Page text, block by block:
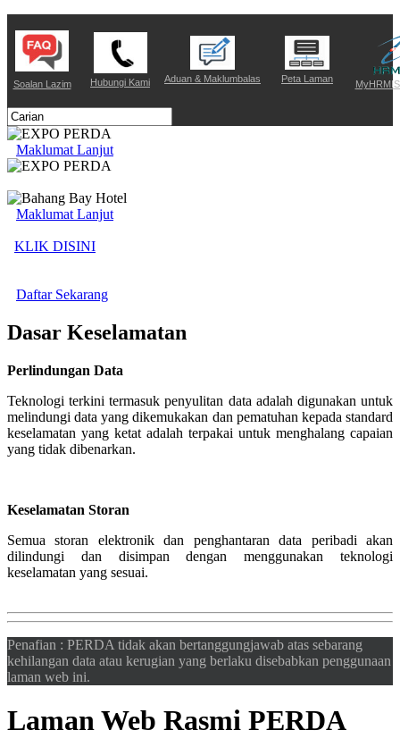
Soalan Lazim Hubungi Kami Aduan & Maklumbalas Peta Laman
Maklumat Lanjut
Maklumat Lanjut
KLIK DISINI
Daftar Sekarang
Dasar Keselamatan
Perlindungan Data
Teknologi terkini termasuk penyulitan data adalah digunakan untuk
melindungi data yang dikemukakan dan pematuhan kepada standard
keselamatan yang ketat adalah terpakai untuk menghalang capaian
yang tidak dibenarkan.
Keselamatan Storan
Semua storan elektronik dan penghantaran data peribadi akan
dilindungi dan disimpan dengan menggunakan teknologi
keselamatan yang sesuai.
Penafian : PERDA tidak akan bertanggungjawab atas sebarang
kehilangan data atau kerugian yang berlaku disebabkan penggunaan
laman web ini.
Laman Web Rasmi PERDA